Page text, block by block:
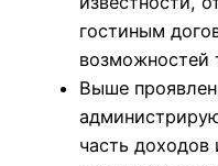
гостиным
возможностей
Выше
часть доходов